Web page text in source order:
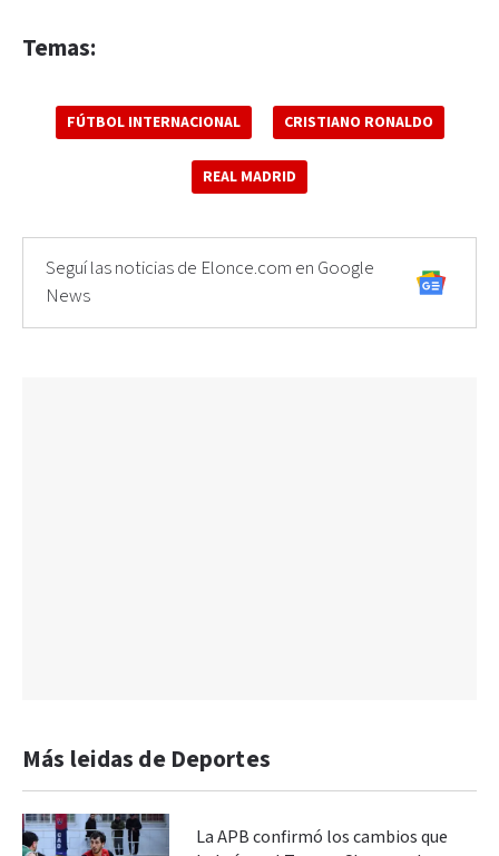
Temas:
FÚTBOL INTERNACIONAL CRISTIANO RONALDO
REAL MADRID
Seguí las noticias de Elonce.com en Google
News
Más leidas de Deportes
La APB confirmó los cambios que